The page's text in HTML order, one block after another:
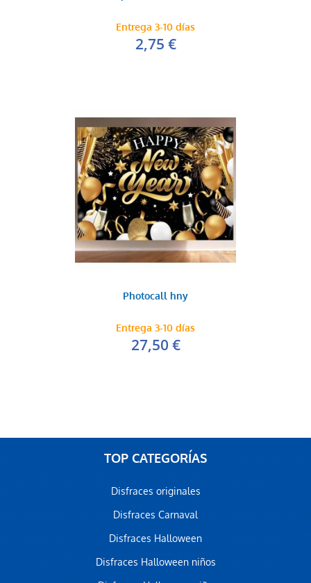
Entrega 3-10 días
2,75 €
Photocall hny
Entrega 3-10 días
27,50 €
TOP CATEGORÍAS
Disfraces originales
Disfraces Carnaval
Disfraces Halloween
Disfraces Halloween niños